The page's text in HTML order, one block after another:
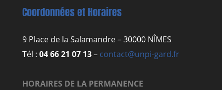
Coordonnées et Horaires
9 Place de la Salamandre – 30000 NÎMES
Tél : 04 66 21 07 13– contact@unpi-gard.fr
HORAIRES DE LA PERMANENCE